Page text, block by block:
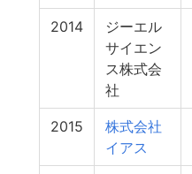
2014
ジーエル
サイエン
ス株式会
社
2015
株式会社
イアス